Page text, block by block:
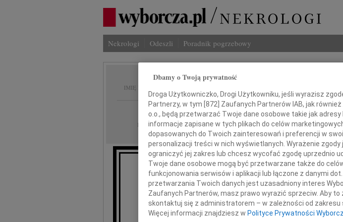
Nekrologi Odeszli Poradnik pogrzebowy
IMIĘ I NAZWISKO: Andrzej Rajpert
REGION: Katowice
DATA EMISJI: 25.02.2022
Podziękowania
Wszystkim, którzy w tak bolesnej dla nas chwili dzielili
z nami smutek i żal, okazali wiele serca i życzliwości
Dbamy o Twoją prywatność
Droga Użytkowniczko, Drogi Użytkowniku, jeśli wyrazisz
Partnerzy, w tym [ 872 ] Zaufanych Partnerów IAB, jak
o.o., będą przetwarzać Twoje dane osobowe takie jak
informacje zapisane w tych plikach do celów
dopasowanych do Twoich zainteresowań i preferencji w
personalizacji treści w nich wyświetlanych. Wyrażenie
ograniczyć jej zakres lub chcesz wycofać zgodę uprzednio
Twoje dane osobowe mogą być przetwarzane także do
funkcjonowania serwisów i aplikacji lub łączone z danymi
przetwarzania Twoich danych jest uzasadniony interes
Zaufanych Partnerów, masz prawo wyrazić sprzeciw. Aby to
skontaktuj się z administratorem – w zależności od
Więcej informacji znajdziesz w Polityce Prywatności